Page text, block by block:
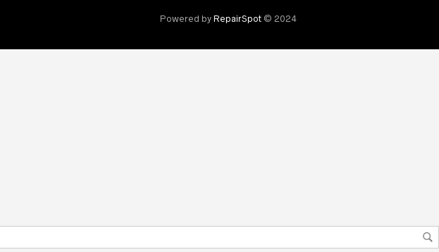
Powered by RepairSpot © 2024